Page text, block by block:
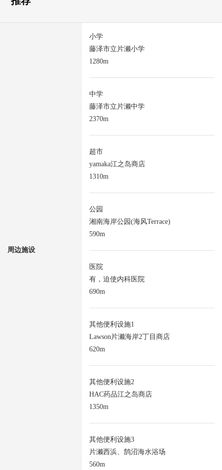
周边施设
小学
藤泽市立片濑小学
1280m
中学
藤泽市立片濑中学
2370m
超市
yamaka江之岛商店
1310m
公园
湘南海岸公园(海风Terrace)
590m
医院
有，迫使内科医院
690m
其他便利设施1
Lawson片濑海岸2丁目商店
620m
其他便利设施2
HAC药品江之岛商店
1350m
其他便利设施3
片濑西浜、鹄沼海水浴场
560m